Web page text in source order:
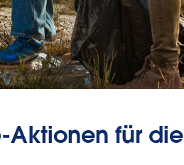
Aktionen für die